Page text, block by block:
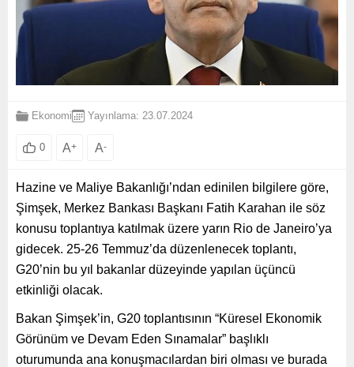
Ekonomi Yayınlama: 23.07.2024
0 A+ A-
Hazine ve Maliye Bakanlığı’ndan edinilen bilgilere göre,
Şimşek, Merkez Bankası Başkanı Fatih Karahan ile söz
konusu toplantıya katılmak üzere yarın Rio de Janeiro’ya
gidecek. 25-26 Temmuz’da düzenlenecek toplantı,
G20’nin bu yıl bakanlar düzeyinde yapılan üçüncü
etkinliği olacak.
Bakan Şimşek’in, G20 toplantısının “Küresel Ekonomik
Görünüm ve Devam Eden Sınamalar” başlıklı
oturumunda ana konuşmacılardan biri olması ve burada